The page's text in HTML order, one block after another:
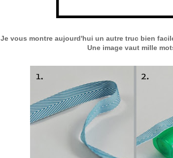
Je vous montre aujourd'hui un autre truc bien
Une image vaut mille